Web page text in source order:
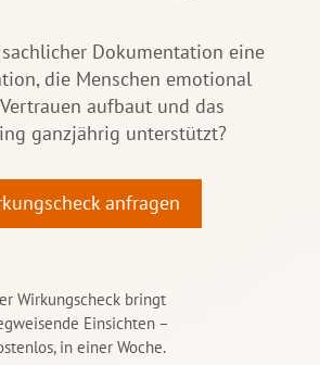
Dokumentation eine
die Menschen emotional
aufbaut und das
ganzjährig unterstützt?
anfragen
Wirkungscheck bringt
Einsichten –
in einer Woche.